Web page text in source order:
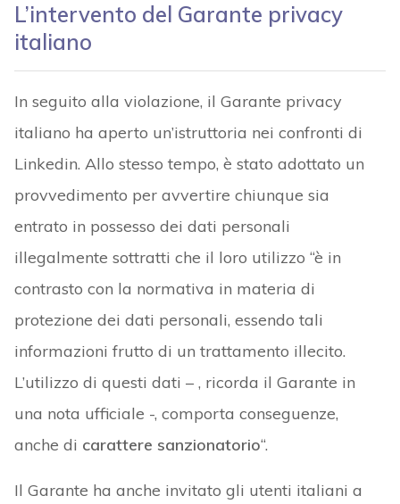
L’intervento del Garante privacy
italiano
In seguito alla violazione, il Garante privacy
italiano ha aperto un’istruttoria nei confronti di
Linkedin. Allo stesso tempo, è stato adottato un
provvedimento per avvertire chiunque sia
entrato in possesso dei dati personali
illegalmente sottratti che il loro utilizzo “è in
contrasto con la normativa in materia di
protezione dei dati personali, essendo tali
informazioni frutto di un trattamento illecito.
L’utilizzo di questi dati – , ricorda il Garante in
una nota ufficiale -, comporta conseguenze,
anche di carattere sanzionatorio“.
Il Garante ha anche invitato gli utenti italiani a